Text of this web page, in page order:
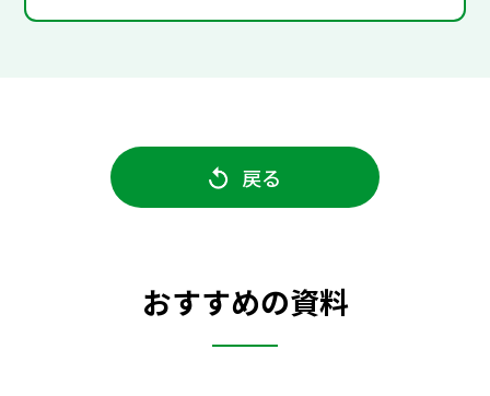
戻る
おすすめの資料